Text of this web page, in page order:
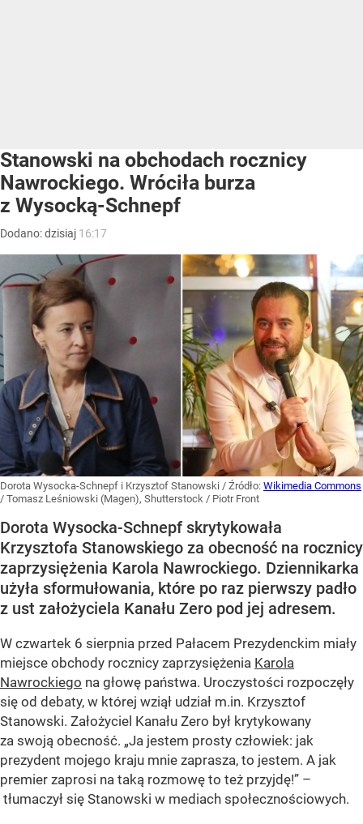
Stanowski na obchodach rocznicy
Nawrockiego. Wróciła burza
z Wysocką-Schnepf
Dodano:dzisiaj 16:17
Dorota Wysocka-Schnepf i Krzysztof Stanowski / Źródło: Wikimedia Commons
/ Tomasz Leśniowski (Magen), Shutterstock / Piotr Front
Dorota Wysocka-Schnepf skrytykowała
Krzysztofa Stanowskiego za obecność na rocznicy
zaprzysiężenia Karola Nawrockiego. Dziennikarka
użyła sformułowania, które po raz pierwszy padło
z ust założyciela Kanału Zero pod jej adresem.
W czwartek 6 sierpnia przed Pałacem Prezydenckim miały
miejsce obchody rocznicy zaprzysiężenia Karola
Nawrockiego na głowę państwa. Uroczystości rozpoczęły
się od debaty, w której wziął udział m.in. Krzysztof
Stanowski. Założyciel Kanału Zero był krytykowany
za swoją obecność. „Ja jestem prosty człowiek: jak
prezydent mojego kraju mnie zaprasza, to jestem. A jak
premier zaprosi na taką rozmowę to też przyjdę!” –
tłumaczył się Stanowski w mediach społecznościowych.